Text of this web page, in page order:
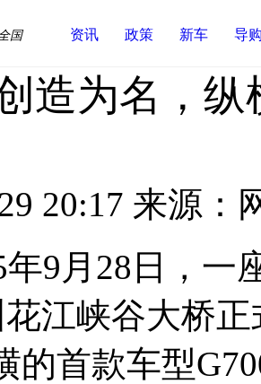
国 资讯 政策 新车 导
造为名，纵
20:17 来源：
月28日，一
江峡谷大桥正
的首款车型